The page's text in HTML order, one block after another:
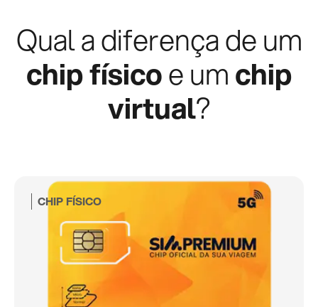
Qual a diferença de um
chip físicoe umchip
virtual?
CHIP FÍSICO